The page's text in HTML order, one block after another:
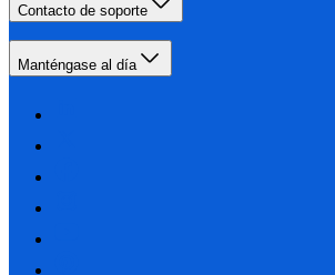
Contacto de soporte
Manténgase al día